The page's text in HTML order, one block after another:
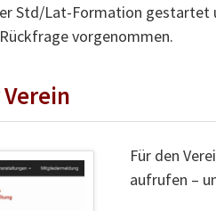
Std/Lat-Formation
vorgenommen.
Für den
aufrufen –